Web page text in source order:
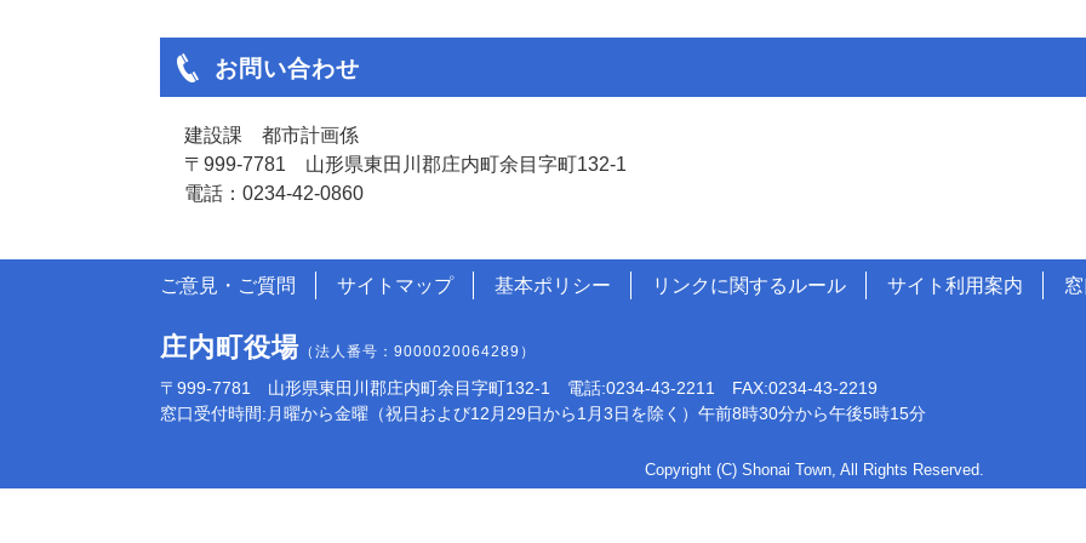
お問い合わせ
建設課 都市計画係
〒999-7781 山形県東田川郡庄内町余目字町132-1
電話：0234-42-0860
ご意見・ご質問 サイトマップ 基本ポリシー リンクに関するルール サイト利用案内
庄内町役場 （法人番号：9000020064289）
〒999-7781 山形県東田川郡庄内町余目字町132-1 電話:0234-43-2211 FAX:0234-43-2219
窓口受付時間:月曜から金曜（祝日および12月29日から1月3日を除く）午前8時30分から午後5時15分
Copyright (C) Shonai Town, All Rights Reserved.